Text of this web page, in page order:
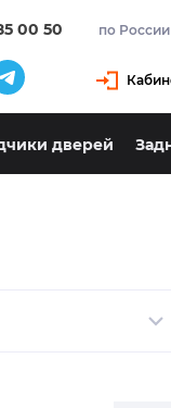
00 50 по России
дверей